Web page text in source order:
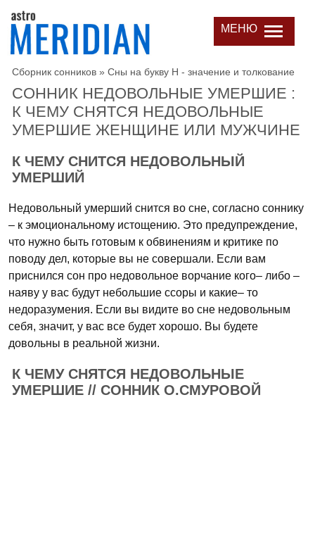
МЕНЮ
Сборник сонников » Сны на букву Н - значение и толкование
СОННИК НЕДОВОЛЬНЫЕ УМЕРШИЕ :
К ЧЕМУ СНЯТСЯ НЕДОВОЛЬНЫЕ
УМЕРШИЕ ЖЕНЩИНЕ ИЛИ МУЖЧИНЕ
К ЧЕМУ СНИТСЯ НЕДОВОЛЬНЫЙ
УМЕРШИЙ
Недовольный умерший снится во сне, согласно соннику
– к эмоциональному истощению. Это предупреждение,
что нужно быть готовым к обвинениям и критике по
поводу дел, которые вы не совершали. Если вам
приснился сон про недовольное ворчание кого– либо –
наяву у вас будут небольшие ссоры и какие– то
недоразумения. Если вы видите во сне недовольным
себя, значит, у вас все будет хорошо. Вы будете
довольны в реальной жизни.
К ЧЕМУ СНЯТСЯ НЕДОВОЛЬНЫЕ
УМЕРШИЕ // СОННИК О.СМУРОВОЙ